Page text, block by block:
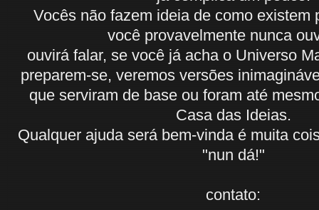
Vocês não fazem ideia de como existem
você provavelmente nunca
ouvirá falar, se você já acha o Universo
preparem-se, veremos versões
que serviram de base ou foram até
Casa das Ideias.
Qualquer ajuda será bem-vinda é muita
"nun dá!"
contato: